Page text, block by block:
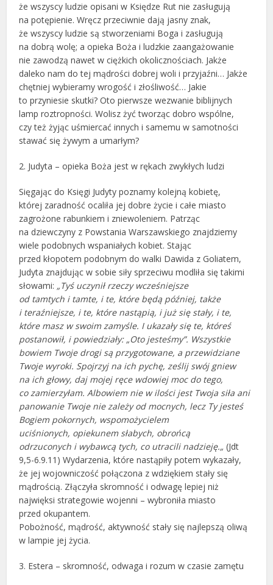
że wszyscy ludzie opisani w Księdze Rut nie zasługują
na potępienie. Wręcz przeciwnie dają jasny znak,
że wszyscy ludzie są stworzeniami Boga i zasługują
na dobrą wolę; a opieka Boża i ludzkie zaangażowanie
nie zawodzą nawet w ciężkich okolicznościach. Jakże
daleko nam do tej mądrości dobrej woli i przyjaźni… Jakże
chętniej wybieramy wrogość i złośliwość… Jakie
to przyniesie skutki? Oto pierwsze wezwanie biblijnych
lamp roztropności. Wolisz żyć tworząc dobro wspólne,
czy też żyjąc uśmiercać innych i samemu w samotności
stawać się żywym a umarłym?
2. Judyta – opieka Boża jest w rękach zwykłych ludzi
Sięgając do Księgi Judyty poznamy kolejną kobietę,
której zaradność ocaliła jej dobre życie i całe miasto
zagrożone rabunkiem i zniewoleniem. Patrząc
na dziewczyny z Powstania Warszawskiego znajdziemy
wiele podobnych wspaniałych kobiet. Stając
przed kłopotem podobnym do walki Dawida z Goliatem,
Judyta znajdując w sobie siły sprzeciwu modliła się takimi
słowami: „Tyś uczynił rzeczy wcześniejsze
od tamtych i tamte, i te, które będą później, także
i teraźniejsze, i te, które nastąpią, i już się stały, i te,
które masz w swoim zamyśle. I ukazały się te, któreś
postanowił, i powiedziały: „Oto jesteśmy”. Wszystkie
bowiem Twoje drogi są przygotowane, a przewidziane
Twoje wyroki. Spojrzyj na ich pychę, ześlij swój gniew
na ich głowy, daj mojej ręce wdowiej moc do tego,
co zamierzyłam. Albowiem nie w ilości jest Twoja siła ani
panowanie Twoje nie zależy od mocnych, lecz Ty jesteś
Bogiem pokornych, wspomożycielem
uciśnionych, opiekunem słabych, obrońcą
odrzuconych i wybawcą tych, co utracili nadzieję.„ (Jdt
9,5-6.9.11) Wydarzenia, które nastąpiły potem wykazały,
że jej wojowniczość połączona z wdziękiem stały się
mądrością. Złączyła skromność i odwagę lepiej niż
najwięksi strategowie wojenni – wybroniła miasto
przed okupantem.
Pobożność, mądrość, aktywność stały się najlepszą oliwą
w lampie jej życia.
3. Estera – skromność, odwaga i rozum w czasie zamętu